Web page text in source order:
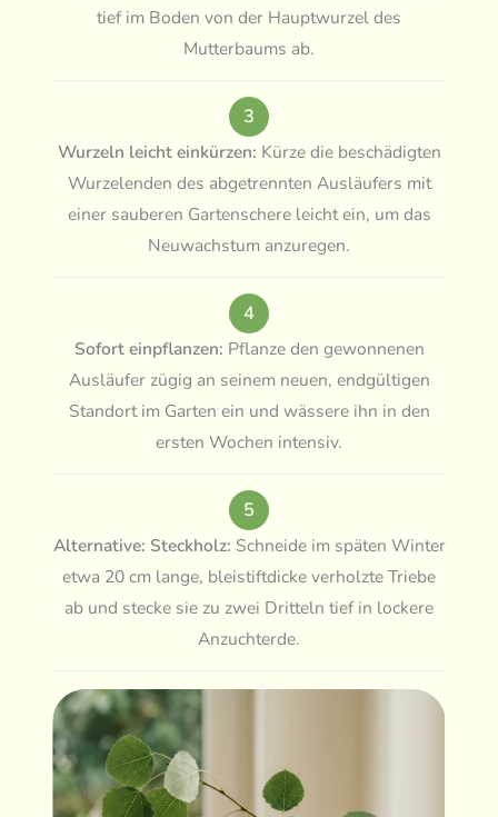
tief im Boden von der Hauptwurzel des
Mutterbaums ab.
3
Wurzeln leicht einkürzen: Kürze die beschädigten
Wurzelenden des abgetrennten Ausläufers mit
einer sauberen Gartenschere leicht ein, um das
Neuwachstum anzuregen.
4
Sofort einpflanzen: Pflanze den gewonnenen
Ausläufer zügig an seinem neuen, endgültigen
Standort im Garten ein und wässere ihn in den
ersten Wochen intensiv.
5
Alternative: Steckholz: Schneide im späten Winter
etwa 20 cm lange, bleistiftdicke verholzte Triebe
ab und stecke sie zu zwei Dritteln tief in lockere
Anzuchterde.